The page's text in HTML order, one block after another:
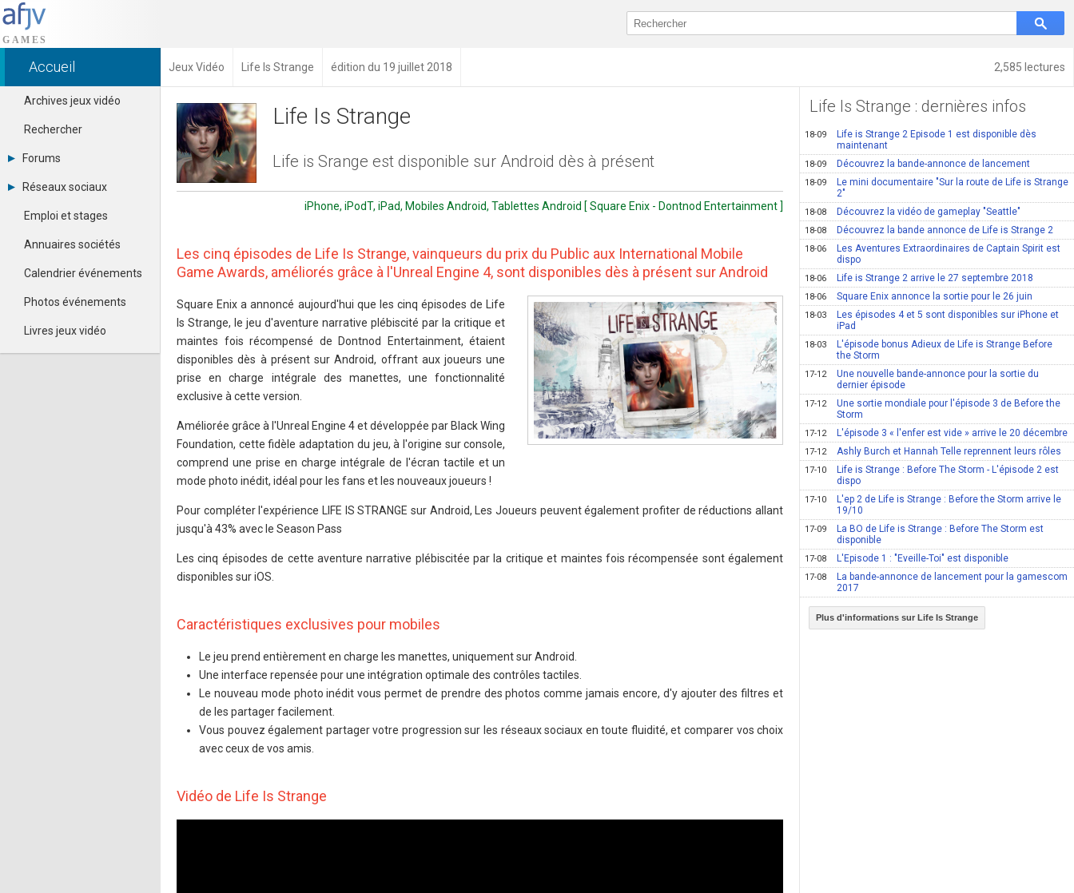
2,585 lectures
Accueil Jeux Vidéo Life Is Strange édition du 19 juillet 2018
Archives jeux vidéo
Rechercher
Forums
Tous les forums
Se connecter
Contacter un modérateur
Réseaux sociaux
Dailymotion
Facebook
Google+
Pinterest
Youtube
Emploi et stages
Annuaires sociétés
Calendrier événements
Photos événements
Livres jeux vidéo
Life Is Strange
Life is Srange est disponible sur Android dès à présent
iPhone, iPodT, iPad, Mobiles Android, Tablettes Android [ Square Enix - Dontnod Entertainment ]
Les cinq épisodes de Life Is Strange, vainqueurs du prix du Public aux International Mobile
Game Awards, améliorés grâce à l'Unreal Engine 4, sont disponibles dès à présent sur Android
Square Enix a annoncé aujourd'hui que les cinq épisodes de Life
Is Strange, le jeu d'aventure narrative plébiscité par la critique et
maintes fois récompensé de Dontnod Entertainment, étaient
disponibles dès à présent sur Android, offrant aux joueurs une
prise en charge intégrale des manettes, une fonctionnalité
exclusive à cette version.
Améliorée grâce à l'Unreal Engine 4 et développée par Black Wing
Foundation, cette fidèle adaptation du jeu, à l'origine sur console,
comprend une prise en charge intégrale de l'écran tactile et un
mode photo inédit, idéal pour les fans et les nouveaux joueurs !
Pour compléter l'expérience LIFE IS STRANGE sur Android, Les Joueurs peuvent également profiter de réductions allant
jusqu'à 43% avec le Season Pass
Les cinq épisodes de cette aventure narrative plébiscitée par la critique et maintes fois récompensée sont également
disponibles sur iOS.
Caractéristiques exclusives pour mobiles
Le jeu prend entièrement en charge les manettes, uniquement sur Android.
Une interface repensée pour une intégration optimale des contrôles tactiles.
Le nouveau mode photo inédit vous permet de prendre des photos comme jamais encore, d'y ajouter des filtres et
de les partager facilement.
Vous pouvez également partager votre progression sur les réseaux sociaux en toute fluidité, et comparer vos choix
avec ceux de vos amis.
Vidéo de Life Is Strange
Life Is Strange : dernières infos
18-09
Life is Strange 2 Episode 1 est disponible dès
maintenant
18-09 Découvrez la bande-annonce de lancement
18-09
Le mini documentaire "Sur la route de Life is Strange
2"
18-08 Découvrez la vidéo de gameplay "Seattle"
18-08 Découvrez la bande annonce de Life is Strange 2
18-06
Les Aventures Extraordinaires de Captain Spirit est
dispo
18-06 Life is Strange 2 arrive le 27 septembre 2018
18-06 Square Enix annonce la sortie pour le 26 juin
18-03
Les épisodes 4 et 5 sont disponibles sur iPhone et
iPad
18-03
L'épisode bonus Adieux de Life is Strange Before
the Storm
17-12
Une nouvelle bande-annonce pour la sortie du
dernier épisode
17-12
Une sortie mondiale pour l'épisode 3 de Before the
Storm
17-12 L'épisode 3 « l'enfer est vide » arrive le 20 décembre
17-12 Ashly Burch et Hannah Telle reprennent leurs rôles
17-10
Life is Strange : Before The Storm - L'épisode 2 est
dispo
17-10
L'ep 2 de Life is Strange : Before the Storm arrive le
19/10
17-09
La BO de Life is Strange : Before The Storm est
disponible
17-08 L'Episode 1 : "Eveille-Toi" est disponible
17-08
La bande-annonce de lancement pour la gamescom
2017
Plus d'informations sur Life Is Strange